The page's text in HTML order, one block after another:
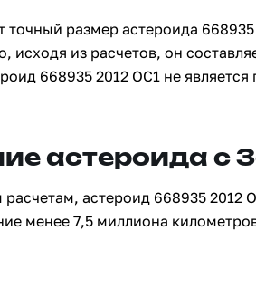
размер астероида 668935
исходя из расчетов, он
668935 2012 OC1 не является
астероида с
астероид 668935 2012
менее 7,5 миллиона